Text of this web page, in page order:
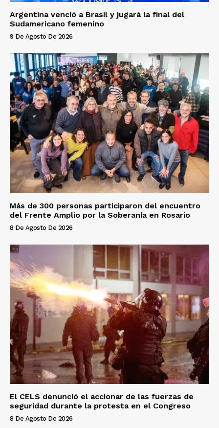
Argentina venció a Brasil y jugará la final del
Sudamericano femenino
9 De Agosto De 2026
Más de 300 personas participaron del encuentro
del Frente Amplio por la Soberanía en Rosario
8 De Agosto De 2026
El CELS denunció el accionar de las fuerzas de
seguridad durante la protesta en el Congreso
8 De Agosto De 2026